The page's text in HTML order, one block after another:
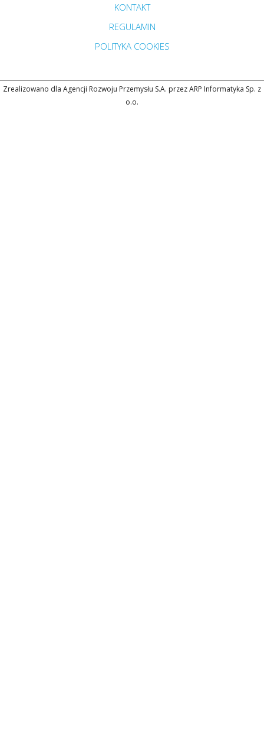
Przejdź do strony głównej do sekcji
KONTAKT
Zobacz
REGULAMIN
Zobacz
POLITYKA COOKIES
Zrealizowano dla Agencji Rozwoju Przemysłu S.A. przez ARP Informatyka Sp. z
o.o.